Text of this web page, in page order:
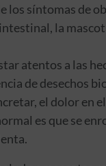
los síntomas de
la
atentos a las
de desechos
el dolor en
es que se